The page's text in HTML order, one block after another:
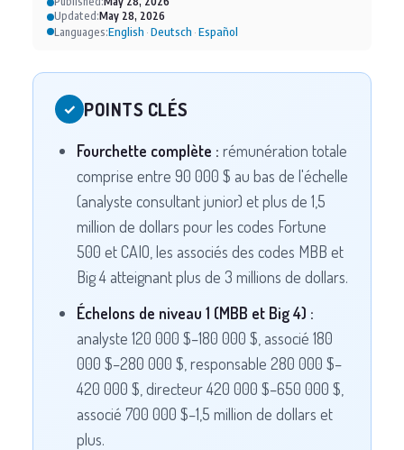
Updated:May 28, 2026
Languages:English · Deutsch · Español
✓ POINTS CLÉS
Fourchette complète : rémunération totale
comprise entre 90 000 $ au bas de l'échelle
(analyste consultant junior) et plus de 1,5
million de dollars pour les codes Fortune
500 et CAIO, les associés des codes MBB et
Big 4 atteignant plus de 3 millions de dollars.
Échelons de niveau 1 (MBB et Big 4) :
analyste 120 000 $–180 000 $, associé 180
000 $–280 000 $, responsable 280 000 $–
420 000 $, directeur 420 000 $–650 000 $,
associé 700 000 $–1,5 million de dollars et
plus.